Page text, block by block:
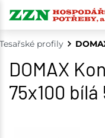
profily
DOMAX
75x100 bílá